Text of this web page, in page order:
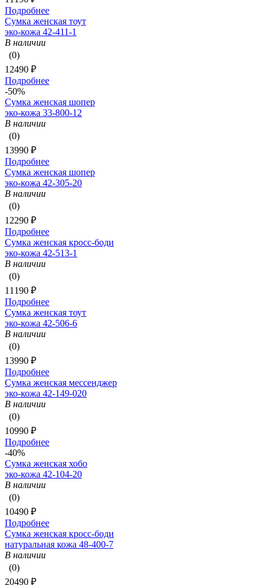
Подробнее
Сумка женская тоут
эко-кожа 42-411-1
В наличии
(0)
12490 ₽
Подробнее
-50%
Сумка женская шопер
эко-кожа 33-800-12
В наличии
(0)
13990 ₽
Подробнее
Сумка женская шопер
эко-кожа 42-305-20
В наличии
(0)
12290 ₽
Подробнее
Сумка женская кросс-боди
эко-кожа 42-513-1
В наличии
(0)
11190 ₽
Подробнее
Сумка женская тоут
эко-кожа 42-506-6
В наличии
(0)
13990 ₽
Подробнее
Сумка женская мессенджер
эко-кожа 42-149-020
В наличии
(0)
10990 ₽
Подробнее
-40%
Сумка женская хобо
эко-кожа 42-104-20
В наличии
(0)
10490 ₽
Подробнее
Сумка женская кросс-боди
натуральная кожа 48-400-7
В наличии
(0)
20490 ₽